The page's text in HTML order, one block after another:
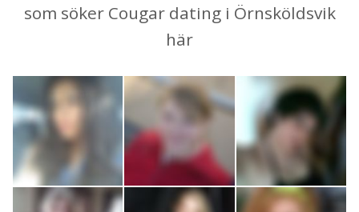
som söker Cougar dating i Örnsköldsvik
här